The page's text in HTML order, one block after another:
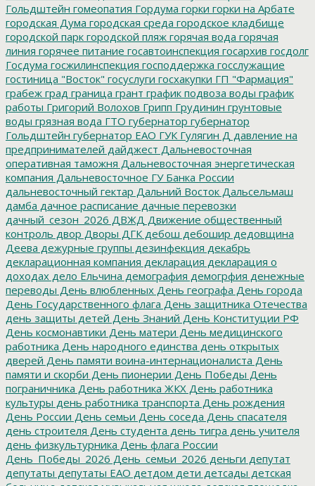
Гольдштейн гомеопатия Гордума горки горки на Арбате
городская Дума городская среда городское кладбище
городской парк городской пляж горячая вода горячая
линия горячее питание госавтоинспекция госархив госдолг
Госдума госжилинспекция господдержка госслужащие
гостиница "Восток" госуслуги госхакупки ГП "Фармация"
грабеж град граница грант график подвоза воды график
работы Григорий Волохов Грипп Грудинин грунтовые
воды грязная вода ГТО губернатор губернатор
Гольдштейн губернатор ЕАО ГУК Гулягин Д давление на
предпринимателей дайджест Дальневосточная
оперативная таможня Дальневосточная энергетическая
компания Дальневосточное ГУ Банка России
дальневосточный гектар Дальний Восток Дальсельмаш
дамба дачное расписание дачные перевозки
дачный_сезон_2026 ДВЖД Движение общественный
контроль двор Дворы ДГК дебош дебошир дедовщина
Деева дежурные группы дезинфекция декабрь
декларационная компания декларация декларация о
доходах дело Ельчина демография демогрфия денежные
переводы День влюбленных День географа День города
День Государственного флага День защитника Отечества
день защиты детей День Знаний День Конституции РФ
День космонавтики День матери День медицинского
работника День народного единства день открытых
дверей День памяти воина-интернационалиста День
памяти и скорби День пионерии День Победы День
пограничника День работника ЖКХ День работника
культуры день работника транспорта День рождения
День России День семьи День соседа День спасателя
день строителя День студента день тигра день учителя
день физкультурника День флага России
День_Победы_2026 День_семьи_2026 деньги депутат
депутаты депутаты ЕАО детдом дети детсады детская